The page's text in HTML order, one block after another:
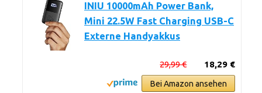
INIU 10000mAh Power Bank,
Mini 22.5W Fast Charging USB-C
Externe Handyakkus
18,29 €
29,99 €
Bei Amazon ansehen